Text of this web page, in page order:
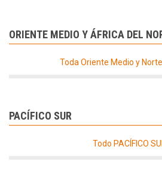
ORIENTE MEDIO Y ÁFRICA DEL
Toda Oriente Medio y
PACÍFICO SUR
Todo PACÍFICO